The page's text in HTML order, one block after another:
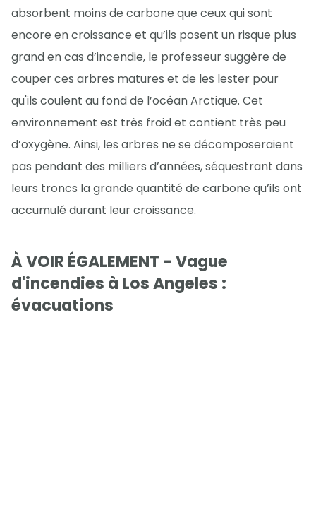
absorbent moins de carbone que ceux qui sont
encore en croissance et qu’ils posent un risque plus
grand en cas d’incendie, le professeur suggère de
couper ces arbres matures et de les lester pour
qu'ils coulent au fond de l’océan Arctique. Cet
environnement est très froid et contient très peu
d’oxygène. Ainsi, les arbres ne se décomposeraient
pas pendant des milliers d’années, séquestrant dans
leurs troncs la grande quantité de carbone qu’ils ont
accumulé durant leur croissance.
À VOIR ÉGALEMENT - Vague
d'incendies à Los Angeles :
évacuations